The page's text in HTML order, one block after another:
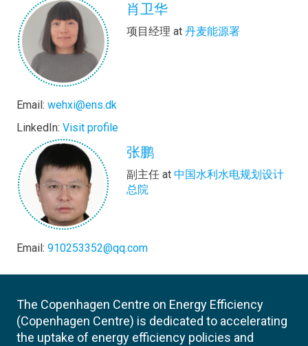
肖卫华
项目经理 at 丹麦能源署
Email: wehxi@ens.dk
LinkedIn: Visit profile
张鹏
副主任 at 中国水利水电规划设计
总院
Email: 910253352@qq.com
The Copenhagen Centre on Energy Efficiency
(Copenhagen Centre) is dedicated to accelerating
the uptake of energy efficiency policies and